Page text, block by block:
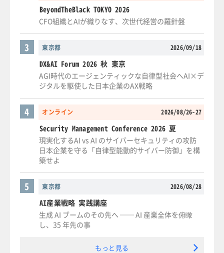
BeyondTheBlack TOKYO 2026
CFO組織とAIが織りなす、次世代経営の羅針盤
東京都 2026/09/18
3
DX&AI Forum 2026 秋 東京
AGI時代のエージェンティックな自律型社会へAI×デ
ジタルを駆使した日本企業のAX戦略
オンライン 2026/08/26-27
4
Security Management Conference 2026 夏
現実化するAI vs AI のサイバーセキュリティの攻防
日本企業を守る「自律型能動的サイバー防御」を構
築せよ
東京都 2026/08/28
5
AI産業戦略 実践講座
生成 AI ブームのその先へ ── AI 産業全体を俯瞰
し、35 年先の事
もっと見る